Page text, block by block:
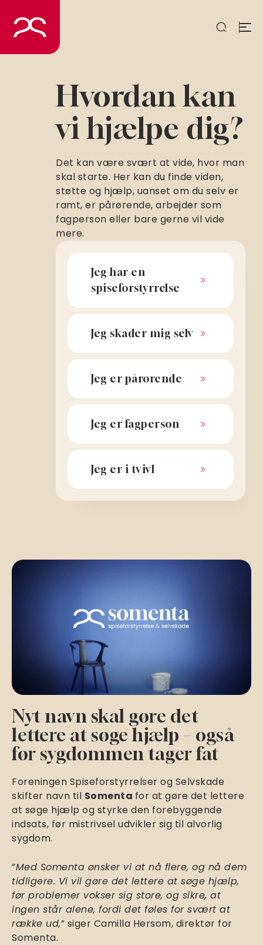
indhold
Hvordan kan
vi hjælpe dig?
Det kan være svært at vide, hvor man
skal starte. Her kan du finde viden,
støtte og hjælp, uanset om du selv er
ramt, er pårørende, arbejder som
fagperson eller bare gerne vil vide
mere.
Jeg har en
spiseforstyrrelse
Jeg skader mig selv
Jeg er pårørende
Jeg er fagperson
Jeg er i tvivl
Nyt navn skal gøre det
lettere at søge hjælp – også
før sygdommen tager fat
Foreningen Spiseforstyrrelser og Selvskade
skifter navn til Somenta for at gøre det lettere
at søge hjælp og styrke den forebyggende
indsats, før mistrivsel udvikler sig til alvorlig
sygdom.
”Med Somenta ønsker vi at nå flere, og nå dem
tidligere. Vi vil gøre det lettere at søge hjælp,
før problemer vokser sig store, og sikre, at
ingen står alene, fordi det føles for svært at
række ud,” siger Camilla Hersom, direktør for
Somenta.